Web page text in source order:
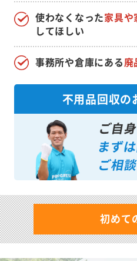
使わなくなった家具や
してほしい
事務所や倉庫にある廃
不用品回収の
ご自
まず
ご相談
初めて